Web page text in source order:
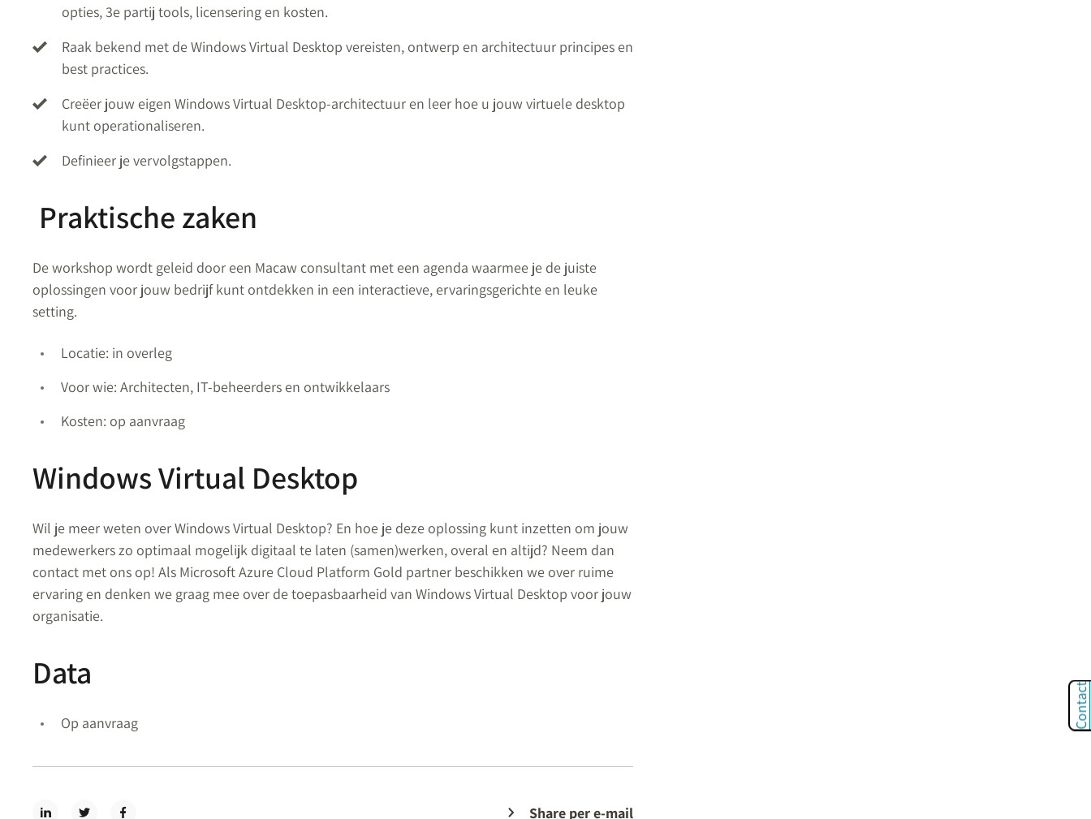
opties, 3e partij tools, licensering en kosten.
Raak bekend met de Windows Virtual Desktop vereisten, ontwerp en architectuur principes en
best practices.
Creëer jouw eigen Windows Virtual Desktop-architectuur en leer hoe u jouw virtuele desktop
kunt operationaliseren.
Definieer je vervolgstappen.
Praktische zaken
De workshop wordt geleid door een Macaw consultant met een agenda waarmee je de juiste
oplossingen voor jouw bedrijf kunt ontdekken in een interactieve, ervaringsgerichte en leuke
setting.
Locatie: in overleg
Voor wie: Architecten, IT-beheerders en ontwikkelaars
Kosten: op aanvraag
Windows Virtual Desktop
Wil je meer weten over Windows Virtual Desktop? En hoe je deze oplossing kunt inzetten om jouw
medewerkers zo optimaal mogelijk digitaal te laten (samen)werken, overal en altijd? Neem dan
contact met ons op! Als Microsoft Azure Cloud Platform Gold partner beschikken we over ruime
ervaring en denken we graag mee over de toepasbaarheid van Windows Virtual Desktop voor jouw
organisatie.
Data
Op aanvraag
Share per e-mail
Contact